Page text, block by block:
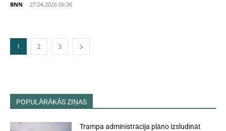
BNN - 27.04.2026 06:36
1 2 3
POPULĀRĀKĀS ZIŅAS
Trampa administrācija plāno izsludināt